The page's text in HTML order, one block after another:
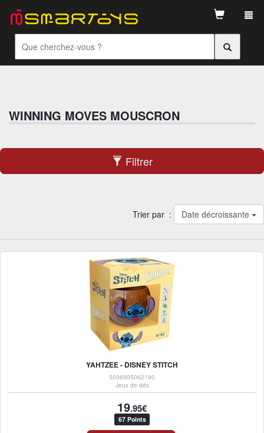
WINNING MOVES MOUSCRON
Filtrer
Trier par : Date décroissante
YAHTZEE - DISNEY STITCH
5036905062190
Jeux de dés
19.95€
67 Points